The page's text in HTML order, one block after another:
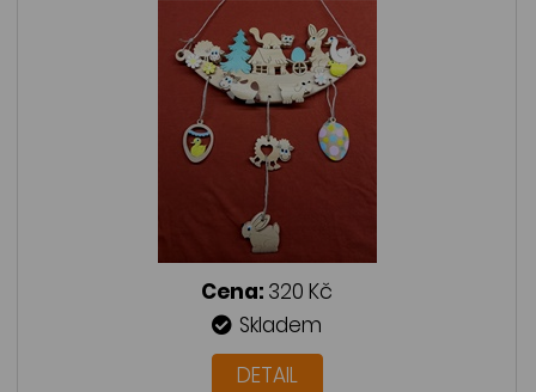
Cena: 320 Kč
Skladem
DETAIL